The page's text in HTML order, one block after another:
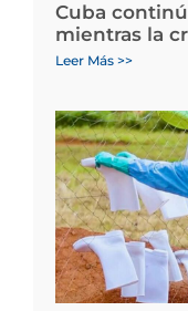
Cuba
mientras la
Leer Más >>